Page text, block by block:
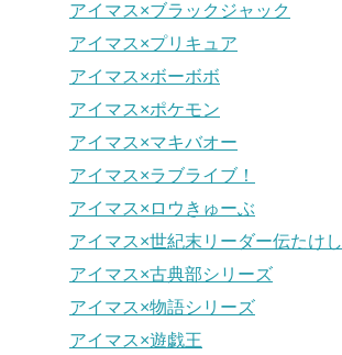
アイマス×ブラックジャック
アイマス×プリキュア
アイマス×ボーボボ
アイマス×ポケモン
アイマス×マキバオー
アイマス×ラブライブ！
アイマス×ロウきゅーぶ
アイマス×世紀末リーダー伝たけし
アイマス×古典部シリーズ
アイマス×物語シリーズ
アイマス×遊戯王